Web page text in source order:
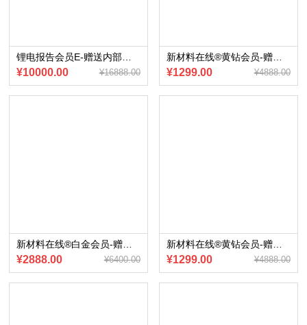
¥10000.00 ¥16888.00 ¥1299.00 ¥4888.00
¥2888.00 ¥6400.00 ¥1299.00 ¥4888.00